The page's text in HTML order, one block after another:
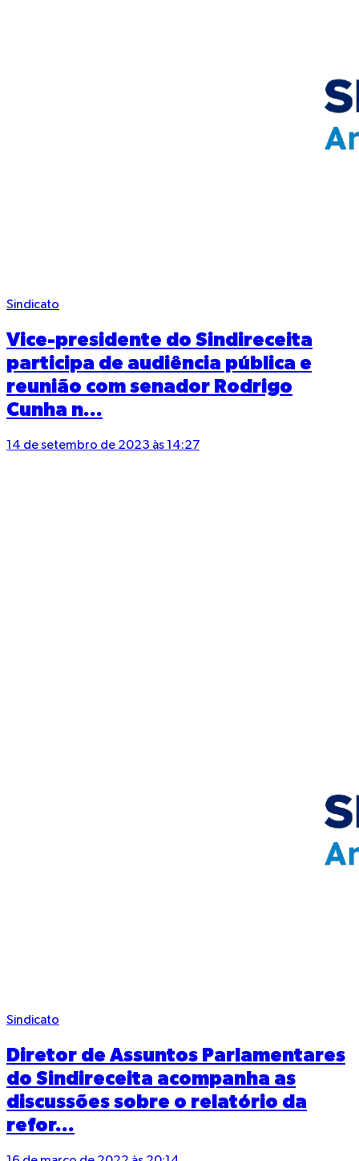
Sindicato
Vice-presidente do Sindireceita
participa de audiência pública e
reunião com senador Rodrigo
Cunha n...
14 de setembro de 2023 às 14:27
Sindicato
Diretor de Assuntos Parlamentares
do Sindireceita acompanha as
discussões sobre o relatório da
refor...